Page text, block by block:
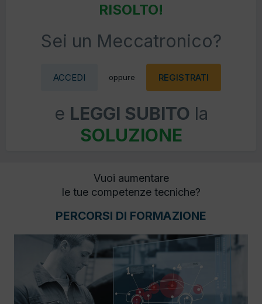
RISOLTO!
Sei un Meccatronico?
ACCEDI oppure REGISTRATI
e LEGGI SUBITO la
SOLUZIONE
Vuoi aumentare
le tue competenze tecniche?
PERCORSI DI FORMAZIONE